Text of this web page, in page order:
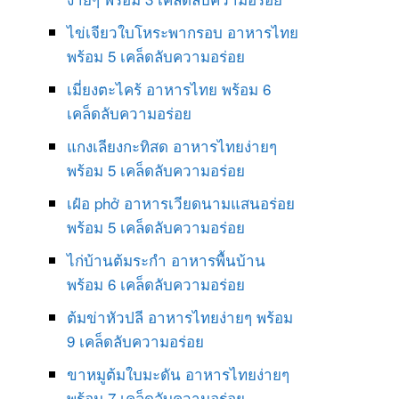
ไข่เจียวใบโหระพากรอบ อาหารไทย
พร้อม 5 เคล็ดลับความอร่อย
เมี่ยงตะไคร้ อาหารไทย พร้อม 6
เคล็ดลับความอร่อย
แกงเลียงกะทิสด อาหารไทยง่ายๆ
พร้อม 5 เคล็ดลับความอร่อย
เฝ๋อ phở อาหารเวียดนามแสนอร่อย
พร้อม 5 เคล็ดลับความอร่อย
ไก่บ้านต้มระกำ อาหารพื้นบ้าน
พร้อม 6 เคล็ดลับความอร่อย
ต้มข่าหัวปลี อาหารไทยง่ายๆ พร้อม
9 เคล็ดลับความอร่อย
ขาหมูต้มใบมะดัน อาหารไทยง่ายๆ